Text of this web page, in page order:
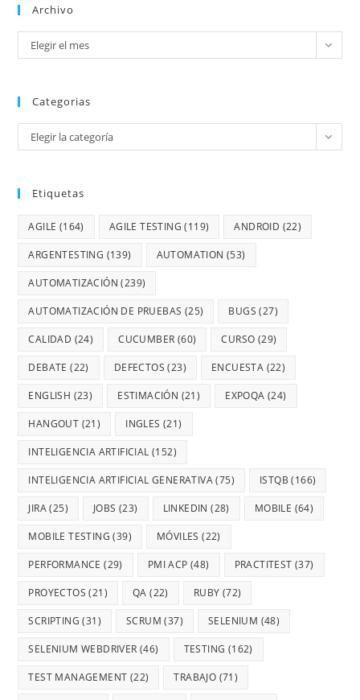
Archivo
Elegir el mes
Categorias
Elegir la categoría
Etiquetas
AGILE (164) AGILE TESTING (119) ANDROID (22)
ARGENTESTING (139) AUTOMATION (53)
AUTOMATIZACIÓN (239)
AUTOMATIZACIÓN DE PRUEBAS (25) BUGS (27)
CALIDAD (24) CUCUMBER (60) CURSO (29)
DEBATE (22) DEFECTOS (23) ENCUESTA (22)
ENGLISH (23) ESTIMACIÓN (21) EXPOQA (24)
HANGOUT (21) INGLES (21)
INTELIGENCIA ARTIFICIAL (152)
INTELIGENCIA ARTIFICIAL GENERATIVA(75) ISTQB (166)
JIRA(25) JOBS (23) LINKEDIN (28) MOBILE (64)
MOBILE TESTING (39) MÓVILES (22)
PERFORMANCE (29) PMI ACP (48) PRACTITEST (37)
PROYECTOS (21) QA (22) RUBY (72)
SCRIPTING (31) SCRUM (37) SELENIUM (48)
SELENIUM WEBDRIVER (46) TESTING (162)
TEST MANAGEMENT (22) TRABAJO (71)